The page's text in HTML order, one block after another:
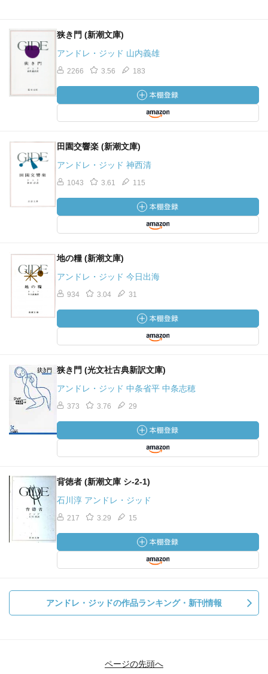
狭き門 (新潮文庫)
アンドレ・ジッド 山内義雄
2266 3.56 183
田園交響楽 (新潮文庫)
アンドレ・ジッド 神西清
1043 3.61 115
地の糧 (新潮文庫)
アンドレ・ジッド 今日出海
934 3.04 31
狭き門 (光文社古典新訳文庫)
アンドレ・ジッド 中条省平 中条志穂
373 3.76 29
背徳者 (新潮文庫 シ-2-1)
石川淳 アンドレ・ジッド
217 3.29 15
アンドレ・ジッドの作品ランキング・新刊情報
ページの先頭へ